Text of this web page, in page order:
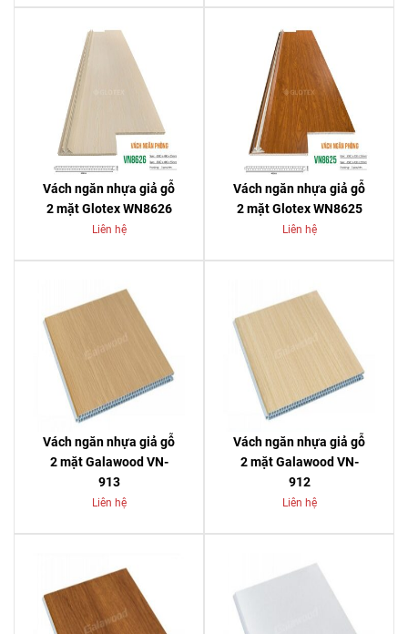
Vách ngăn nhựa giả gỗ
2 mặt Glotex WN8626
Liên hệ
Vách ngăn nhựa giả gỗ
2 mặt Glotex WN8625
Liên hệ
Vách ngăn nhựa giả gỗ
2 mặt Galawood VN-
913
Liên hệ
Vách ngăn nhựa giả gỗ
2 mặt Galawood VN-
912
Liên hệ